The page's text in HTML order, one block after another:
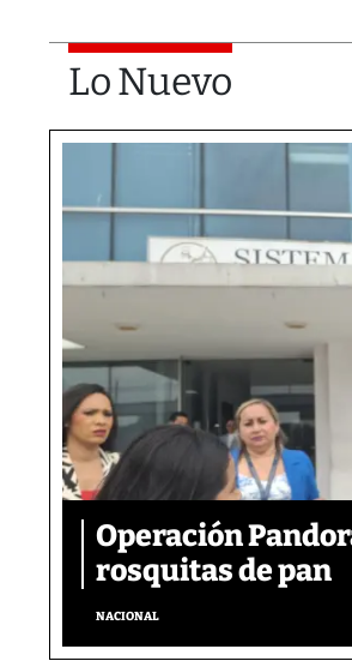
Lo Nuevo
Operación
rosquitas de pan
NACIONAL